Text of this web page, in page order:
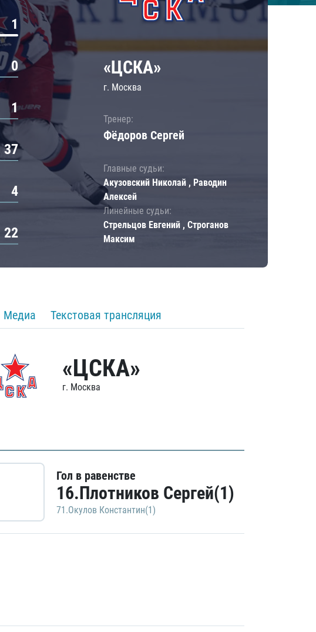
1
0
1
37
4
22
«ЦСКА»
г. Москва
Тренер:
Фёдоров Сергей
Главные судьи:
Акузовский Николай , Раводин
Алексей
Линейные судьи:
Стрельцов Евгений , Строганов
Максим
Медиа Текстовая трансляция
«ЦСКА»
г. Москва
Гол в равенстве
16.Плотников Сергей(1)
71.Окулов Константин(1)